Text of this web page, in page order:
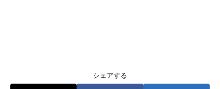
シェアする